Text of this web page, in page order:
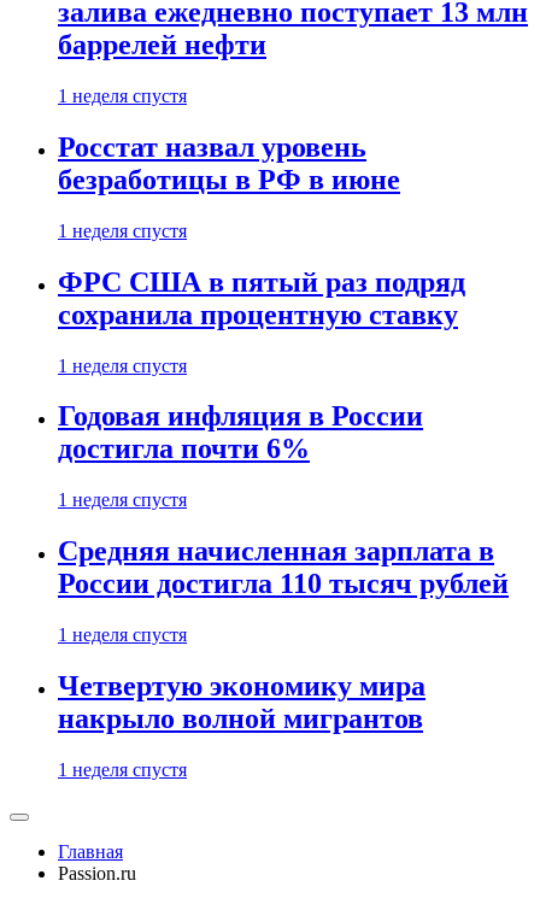
залива ежедневно поступает 13 млн
баррелей нефти
1 неделя спустя
Росстат назвал уровень
безработицы в РФ в июне
1 неделя спустя
ФРС США в пятый раз подряд
сохранила процентную ставку
1 неделя спустя
Годовая инфляция в России
достигла почти 6%
1 неделя спустя
Средняя начисленная зарплата в
России достигла 110 тысяч рублей
1 неделя спустя
Четвертую экономику мира
накрыло волной мигрантов
1 неделя спустя
Главная
Passion.ru